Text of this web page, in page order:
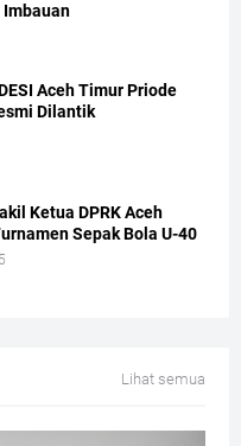
Imbauan
Aceh Timur Priode
Dilantik
Ketua DPRK Aceh
Sepak Bola U-40
Lihat semua